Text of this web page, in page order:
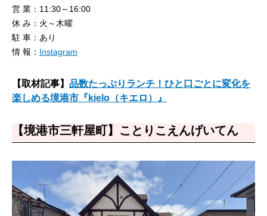
営 業：11:30～16:00
休 み：火～木曜
駐 車：あり
情 報： Instagram
【取材記事】 品数たっぷりランチ！ひと口ごとに変化を
楽しめる境港市『kielo（キエロ）』
【境港市三軒屋町】ことりこえんげいてん